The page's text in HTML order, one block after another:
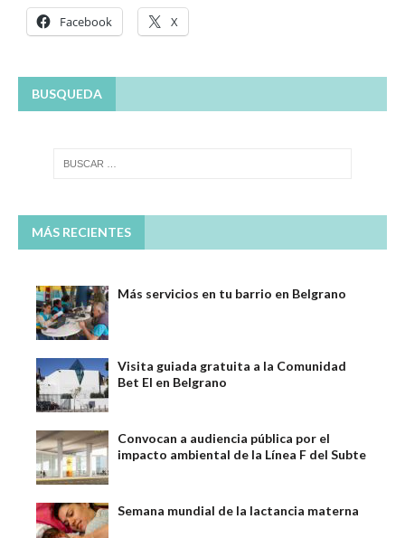
Facebook X
BUSQUEDA
MÁS RECIENTES
Más servicios en tu barrio en Belgrano
Visita guiada gratuita a la Comunidad
Bet El en Belgrano
Convocan a audiencia pública por el
impacto ambiental de la Línea F del Subte
Semana mundial de la lactancia materna